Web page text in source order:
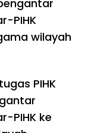
PIHK
wilayah
PIHK
PIHK ke